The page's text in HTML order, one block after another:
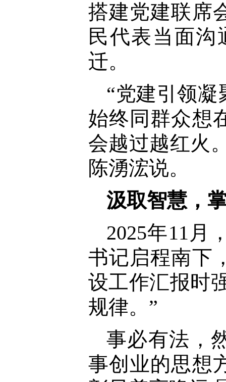
搭建党建联席
民代表当面沟
迁。
“党建引领
始终同群众想
会越过越红火
陈湧浤说。
汲取智慧，
2025年11月
书记启程南下
设工作汇报时
规律。”
事必有法，
事创业的思想